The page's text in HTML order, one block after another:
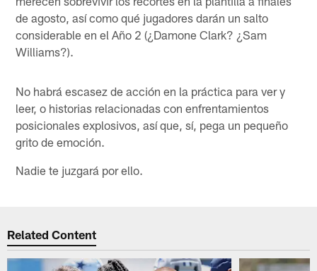
de agosto, así como qué jugadores darán un salto
considerable en el Año 2 (¿Damone Clark? ¿Sam
Williams?).
No habrá escasez de acción en la práctica para ver y
leer, o historias relacionadas con enfrentamientos
posicionales explosivos, así que, sí, pega un pequeño
grito de emoción.
Nadie te juzgará por ello.
Related Content